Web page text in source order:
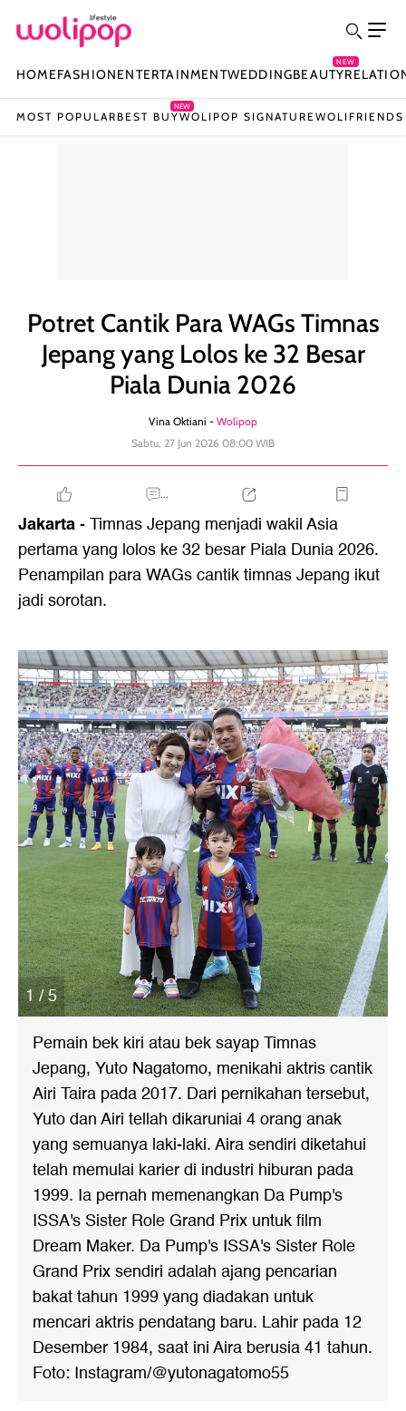
HOMEFASHIONENTERTAINMENTWEDDINGBEAUTY
NEW
MOST POPULAR BEST BUY
NEW
WOLIPOP SIGNATUREWOLIFRIENDS
Potret Cantik Para WAGs Timnas
Jepang yang Lolos ke 32 Besar
Piala Dunia 2026
Vina Oktiani - Wolipop
Sabtu, 27 Jun 2026 08:00 WIB
...
Jakarta- Timnas Jepang menjadi wakil Asia
pertama yang lolos ke 32 besar Piala Dunia 2026.
Penampilan para WAGs cantik timnas Jepang ikut
jadi sorotan.
1 / 5
Pemain bek kiri atau bek sayap Timnas
Jepang, Yuto Nagatomo, menikahi aktris cantik
Airi Taira pada 2017. Dari pernikahan tersebut,
Yuto dan Airi tellah dikaruniai 4 orang anak
yang semuanya laki-laki. Aira sendiri diketahui
telah memulai karier di industri hiburan pada
1999. Ia pernah memenangkan Da Pump's
ISSA's Sister Role Grand Prix untuk film
Dream Maker. Da Pump's ISSA's Sister Role
Grand Prix sendiri adalah ajang pencarian
bakat tahun 1999 yang diadakan untuk
mencari aktris pendatang baru. Lahir pada 12
Desember 1984, saat ini Aira berusia 41 tahun.
Foto: Instagram/@yutonagatomo55